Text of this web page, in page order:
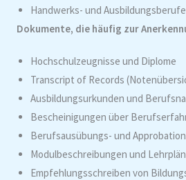
Handwerks- und Ausbildungsberufe
Dokumente, die häufig zur
Hochschulzeugnisse und Diplome
Transcript of Records
Ausbildungsurkunden und
Bescheinigungen über
Berufsausübungs- und
Modulbeschreibungen und
Empfehlungsschreiben von